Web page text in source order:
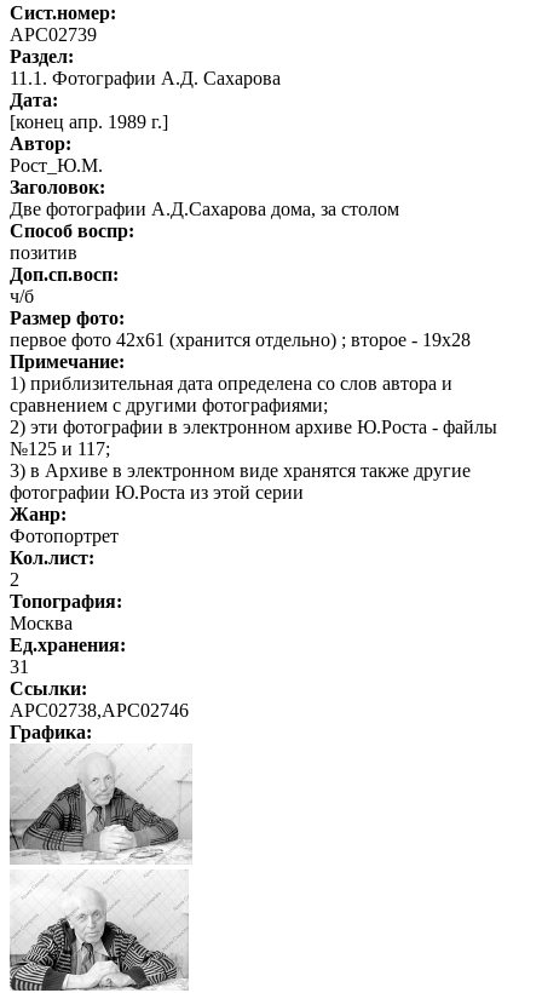
Сист.номер:
АРС02739
Раздел:
11.1. Фотографии А.Д. Сахарова
Дата:
[конец апр. 1989 г.]
Автор:
Рост_Ю.М.
Заголовок:
Две фотографии А.Д.Сахарова дома, за столом
Способ воспр:
позитив
Доп.сп.восп:
ч/б
Размер фото:
первое фото 42х61 (хранится отдельно) ; второе - 19х28
Примечание:
1) приблизительная дата определена со слов автора и
сравнением с другими фотографиями;
2) эти фотографии в электронном архиве Ю.Роста - файлы
№125 и 117;
3) в Архиве в электронном виде хранятся также другие
фотографии Ю.Роста из этой серии
Жанр:
Фотопортрет
Кол.лист:
2
Топография:
Москва
Ед.хранения:
31
Ссылки:
АРС02738,АРС02746
Графика: